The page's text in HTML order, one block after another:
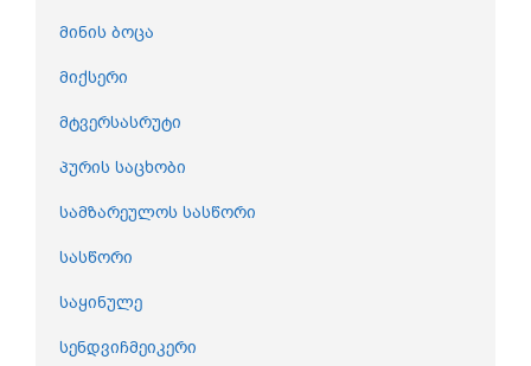
მინის ბოცა
მიქსერი
მტვერსასრუტი
პურის საცხობი
სამზარეულოს სასწორი
სასწორი
საყინულე
სენდვიჩმეიკერი